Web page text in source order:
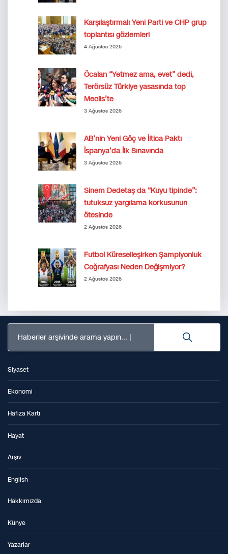
Karşılaştırmalı Yeni Parti ve CHP grup
toplantısı gözlemleri
4 Ağustos 2026
Öcalan “Yetmez ama, evet” dedi,
Terörsüz Türkiye yasasında top
Meclis’te
3 Ağustos 2026
AB’nin Yeni Göç ve İltica Paktı
İspanya’da İlk Sınavında
3 Ağustos 2026
Sinem Dedetaş da “Kuyu tipinde”:
tutuksuz yargılama korkusunun
ötesinde
2 Ağustos 2026
Futbol Küreselleşirken Şampiyonluk
Coğrafyası Neden Değişmiyor?
2 Ağustos 2026
Haberler arşivinde arama yapın...
Siyaset
Ekonomi
Hafıza Kartı
Hayat
Arşiv
English
Hakkımızda
Künye
Yazarlar